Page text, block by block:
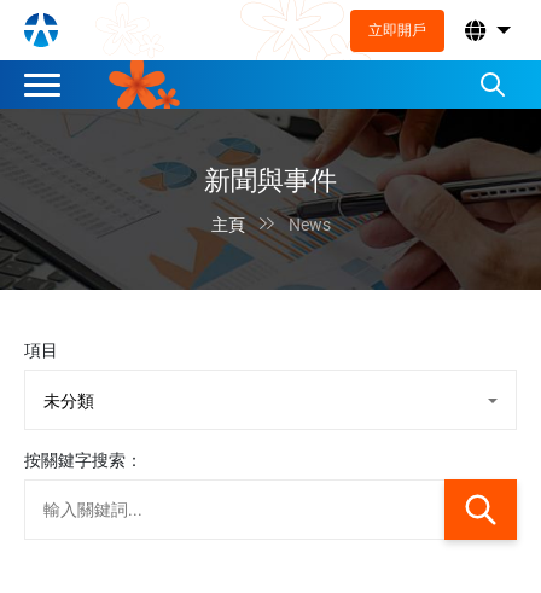
立即開戶
新聞與事件
主頁  News
項目
按關鍵字搜索：